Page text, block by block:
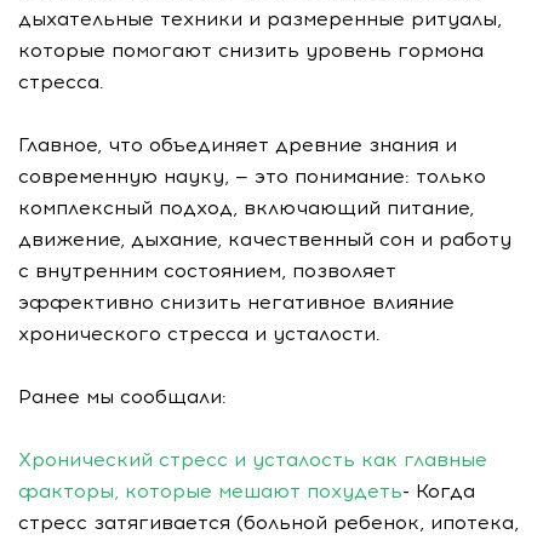
дыхательные техники и размеренные ритуалы,
которые помогают снизить уровень гормона
стресса.
Главное, что объединяет древние знания и
современную науку, — это понимание: только
комплексный подход, включающий питание,
движение, дыхание, качественный сон и работу
с внутренним состоянием, позволяет
эффективно снизить негативное влияние
хронического стресса и усталости.
Ранее мы сообщали:
Хронический стресс и усталость как главные
факторы, которые мешают похудеть- Когда
стресс затягивается (больной ребенок, ипотека,